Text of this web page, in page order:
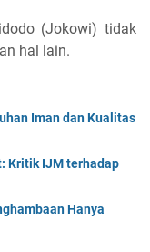
(Jokowi) tidak
hal lain.
Iman dan Kualitas
Kritik IJM terhadap
Hanya